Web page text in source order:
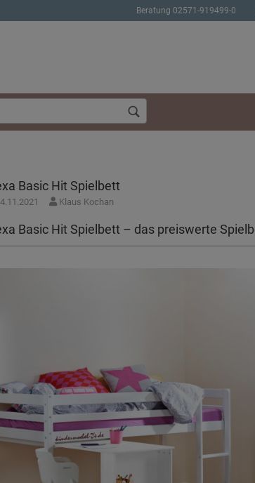
Beratung 02571-919499-0
Basic Hit Spielbett
Klaus Kochan
Basic Hit Spielbett – das preiswerte